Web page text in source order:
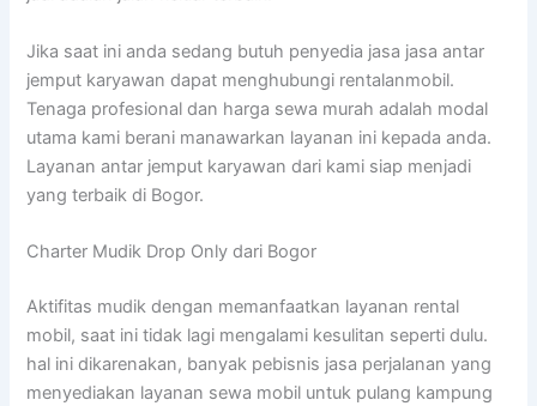
Jika saat ini anda sedang butuh penyedia jasa jasa antar
jemput karyawan dapat menghubungi rentalanmobil.
Tenaga profesional dan harga sewa murah adalah modal
utama kami berani manawarkan layanan ini kepada anda.
Layanan antar jemput karyawan dari kami siap menjadi
yang terbaik di Bogor.
Charter Mudik Drop Only dari Bogor
Aktifitas mudik dengan memanfaatkan layanan rental
mobil, saat ini tidak lagi mengalami kesulitan seperti dulu.
hal ini dikarenakan, banyak pebisnis jasa perjalanan yang
menyediakan layanan sewa mobil untuk pulang kampung